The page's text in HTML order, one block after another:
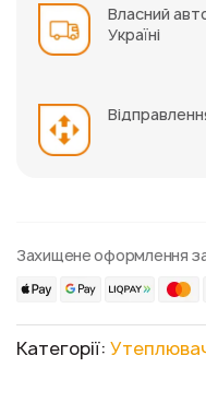
Власний
Україні
Захищене оформлення
Категорії: